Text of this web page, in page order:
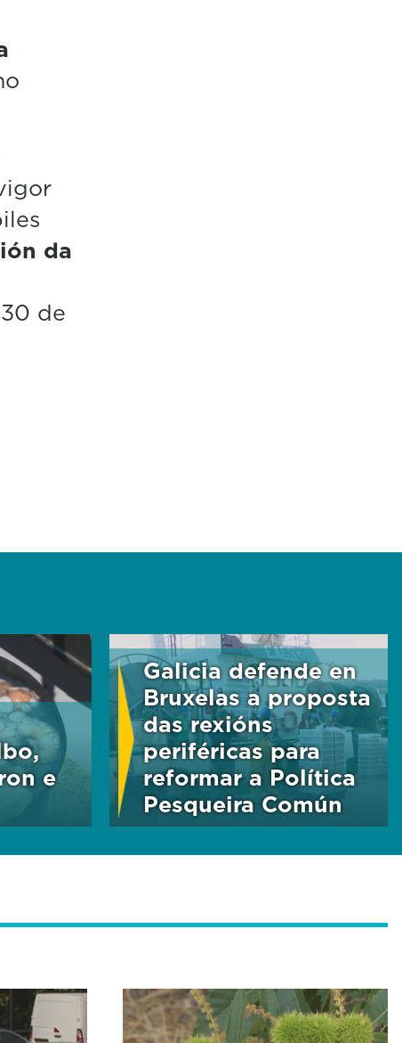
da
de
e
Galicia defende en
Bruxelas a proposta
das rexións
periféricas para
reformar a Política
Pesqueira Común